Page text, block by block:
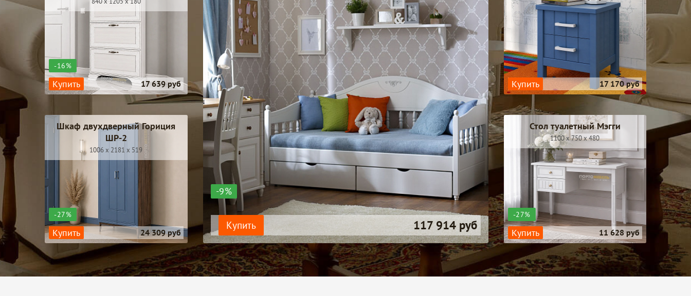
-16%
17 639 руб
Купить
-27%
Шкаф двухдверный Гориция
ШР-2
1006 x 2181 x 519
24 309 руб
Купить
-9%
117 914 руб
Купить
17 170 руб
Купить
-27%
Стол туалетный Мэгги
1100 x 750 x 480
11 628 руб
Купить